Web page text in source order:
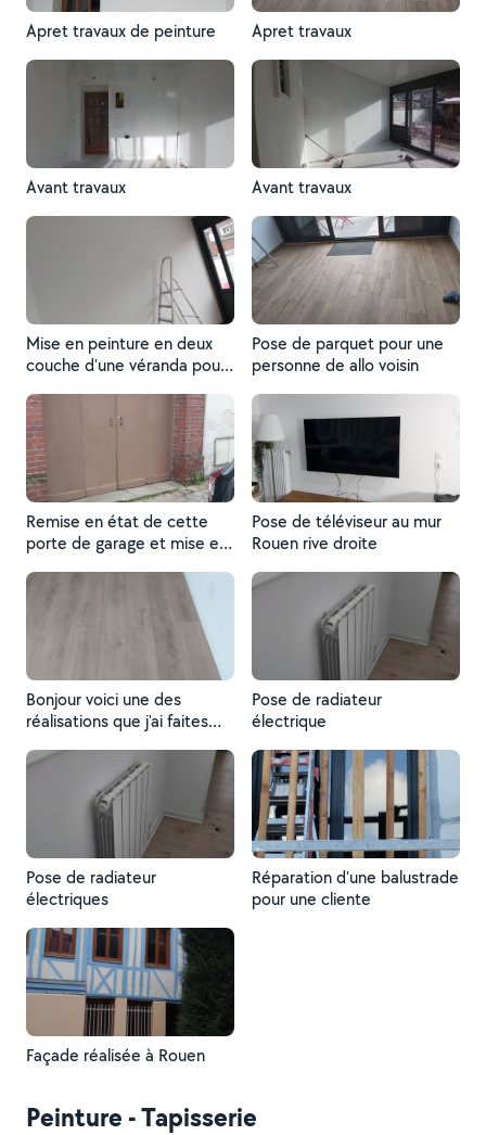
Apret travaux de peinture Apret travaux
Avant travaux Avant travaux
Mise en peinture en deux
couche d'une véranda pour
Pose de parquet pour une
personne de allo voisin
Remise en état de cette
porte de garage et mise en
demande d'une personne
sur allo soisin
Pose de téléviseur au mur
Rouen rive droite
Bonjour voici une des
réalisations que j'ai faites
alo voisin
Pose de radiateur
électrique
Pose de radiateur
électriques
Réparation d'une balustrade
pour une cliente
Façade réalisée à Rouen
Peinture - Tapisserie